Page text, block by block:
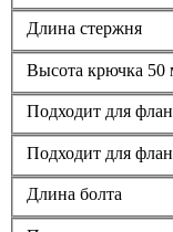
Длина стержня
Высота крючка 50
Подходит для
Подходит для
Длина болта